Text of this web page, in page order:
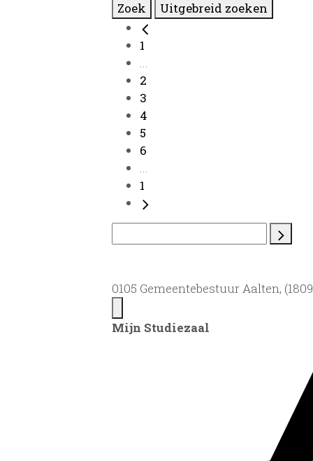
Zoek Uitgebreid zoeken
1
...
2
3
4
5
6
...
1
0105 Gemeentebestuur Aalten,
Mijn Studiezaal